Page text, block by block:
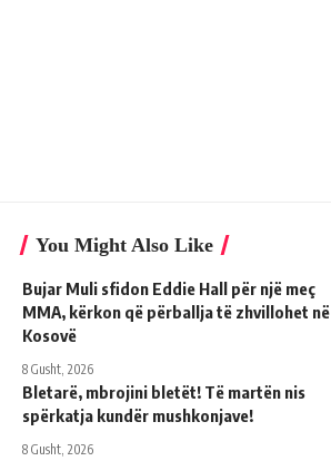
You Might Also Like
Bujar Muli sfidon Eddie Hall për një meç
MMA, kërkon që përballja të zhvillohet në
Kosovë
8 Gusht, 2026
Bletarë, mbrojini bletët! Të martën nis
spërkatja kundër mushkonjave!
8 Gusht, 2026